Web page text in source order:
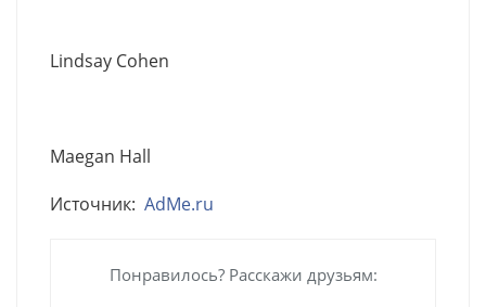
Lindsay Cohen
Maegan Hall
Источник: AdMe.ru
Понравилось? Расскажи друзьям: